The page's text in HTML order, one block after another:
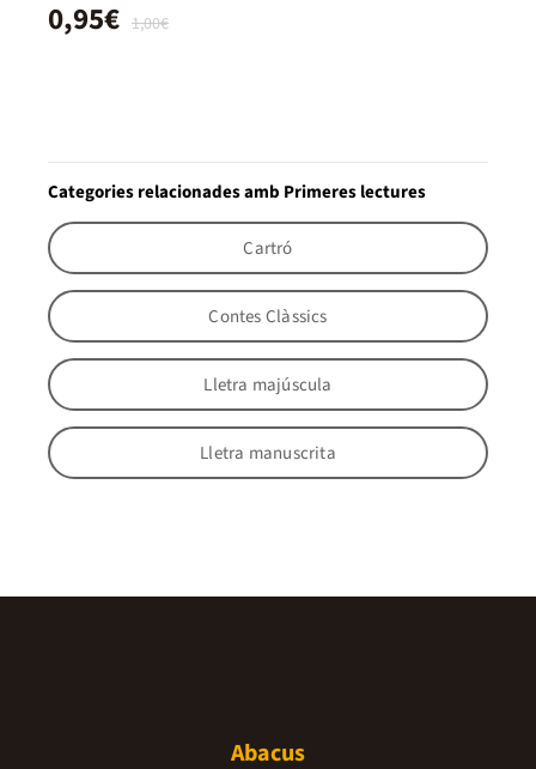
1,00€
0,95€
Categories relacionades amb Primeres lectures
Cartró
Contes Clàssics
Lletra majúscula
Lletra manuscrita
Abacus